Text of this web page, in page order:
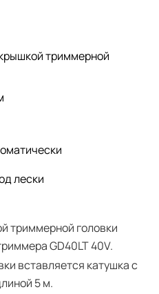
триммерной
лески
триммерной головки
GD40LT 40V.
вставляется катушка с
5 м.